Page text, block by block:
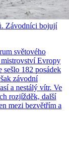
Závodníci bojují
světového
Evropy
sešlo 182 posádek
závodní
a nestálý vítr. Ve
rozjížděk, další
mezi bezvětřím a